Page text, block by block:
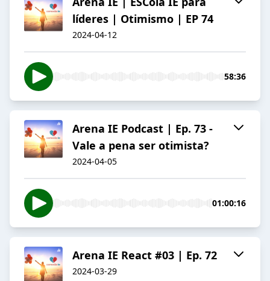
líderes | Otimismo | EP 74
2024-04-12
58:36
Arena IE Podcast | Ep. 73 -
Vale a pena ser otimista?
2024-04-05
01:00:16
Arena IE React #03 | Ep. 72
2024-03-29